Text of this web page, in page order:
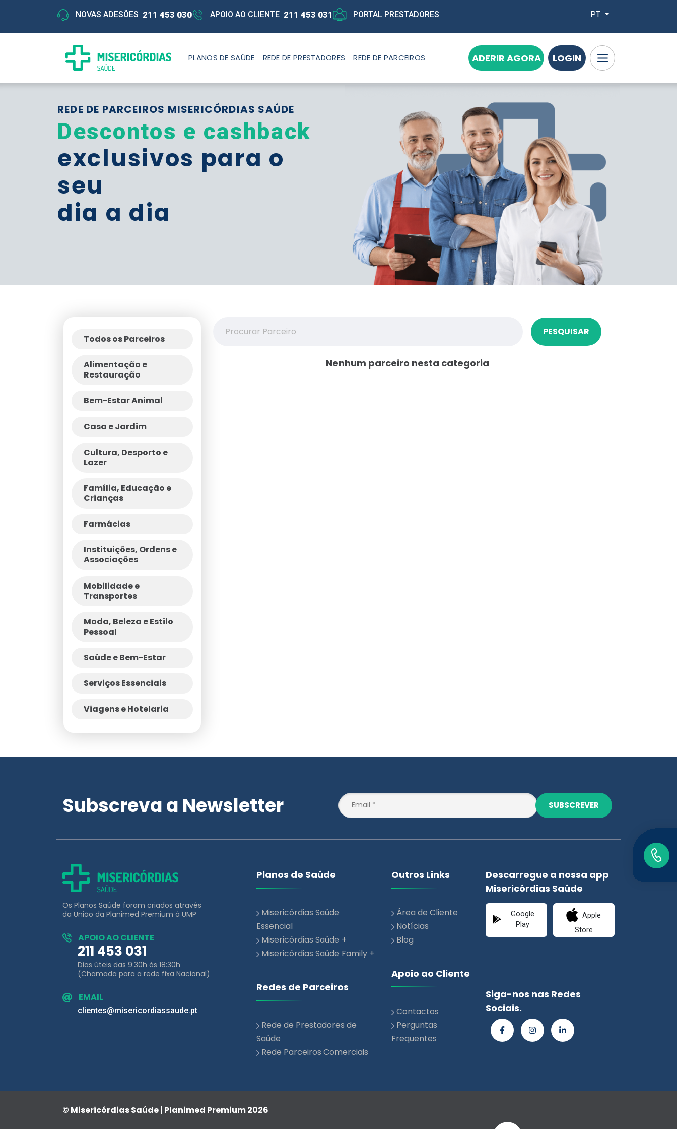
NOVAS ADESÕES 211 453 030 APOIO AO CLIENTE 211 453 031 PORTAL PRESTADORES PT
PLANOS DE SAÚDE REDE DE PRESTADORES REDE DE PARCEIROS ADERIR AGORA LOGIN
REDE DE PARCEIROS MISERICÓRDIAS SAÚDE
Descontos e cashback
exclusivos para o
seu
dia a dia
Todos os Parceiros
Alimentação e
Restauração
Bem-Estar Animal
Casa e Jardim
Cultura, Desporto e
Lazer
Família, Educação e
Crianças
Farmácias
Instituições, Ordens e
Associações
Mobilidade e
Transportes
Moda, Beleza e Estilo
Pessoal
Saúde e Bem-Estar
Serviços Essenciais
Viagens e Hotelaria
PESQUISAR
Nenhum parceiro nesta categoria
Subscreva a Newsletter SUBSCREVER
Os Planos Saúde foram criados através
da União da Planimed Premium à UMP
APOIO AO CLIENTE
211 453 031
Dias úteis das 9:30h às 18:30h
(Chamada para a rede fixa Nacional)
EMAIL
clientes@misericordiassaude.pt
Planos de Saúde
Misericórdias Saúde
Essencial
Misericórdias Saúde +
Misericórdias Saúde Family +
Redes de Parceiros
Rede de Prestadores de
Saúde
Rede Parceiros Comerciais
Outros Links
Área de Cliente
Notícias
Blog
Apoio ao Cliente
Contactos
Perguntas
Frequentes
Descarregue a nossa app
Misericórdias Saúde
Google
Play
Apple
Store
Siga-nos nas Redes
Sociais.
© Misericórdias Saúde | Planimed Premium 2026